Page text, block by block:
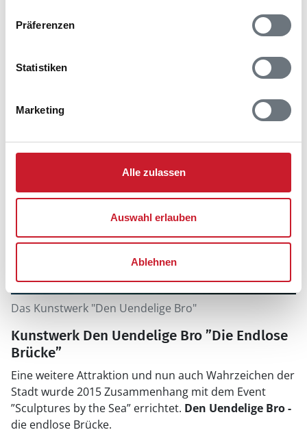
Präferenzen
Statistiken
Marketing
Alle zulassen
Auswahl erlauben
Ablehnen
im Aarhus Theater ein abwechslungsreiches
Programm präsentiert. Puppenspiel auf höchstem
Das Kunstwerk "Den Uendelige Bro"
Kunstwerk Den Uendelige Bro ”Die Endlose
Brücke”
Eine weitere Attraktion und nun auch Wahrzeichen der
Stadt wurde 2015 Zusammenhang mit dem Event
”Sculptures by the Sea” errichtet. Den Uendelige Bro -
die endlose Brücke.